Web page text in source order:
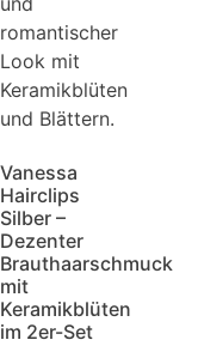
Vanessa
Hairclips
Silber –
Dezenter
Brauthaarschmuck
mit
Keramikblüten
im 2er-Set